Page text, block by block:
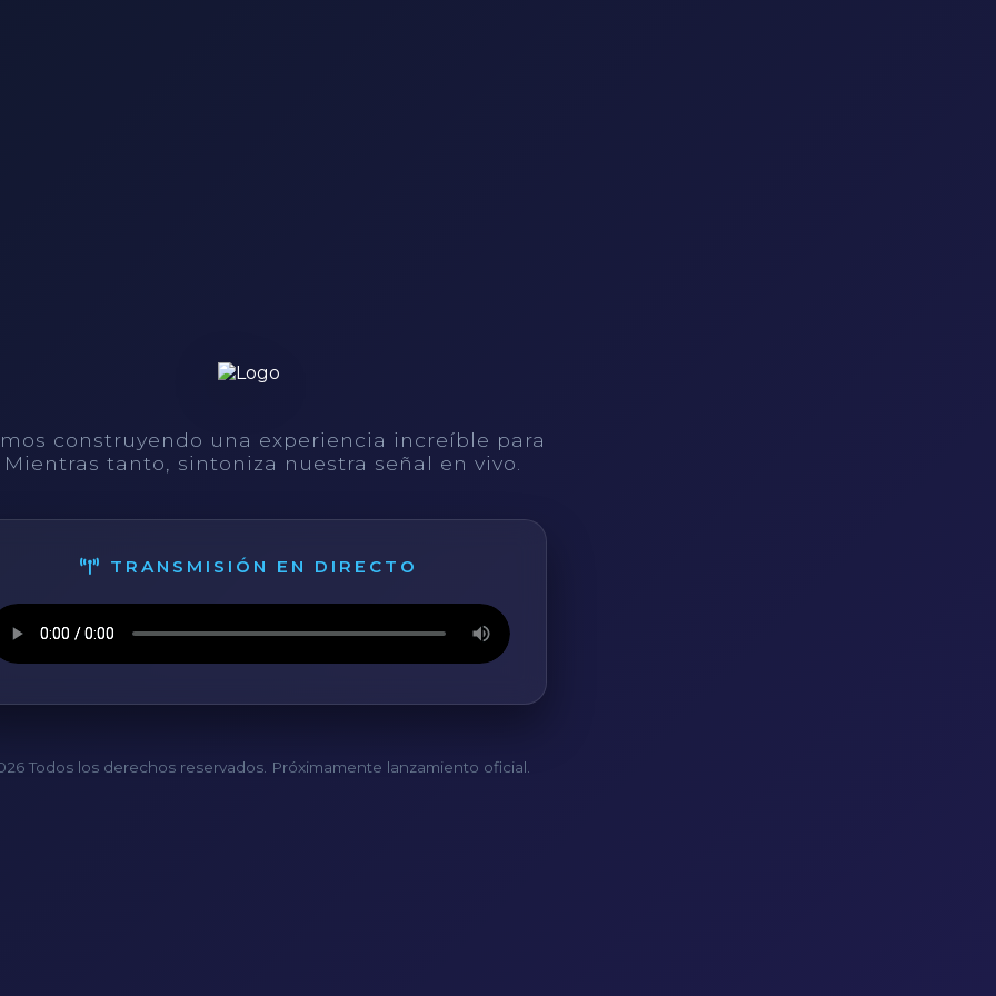
construyendo una experiencia increíble para
tanto, sintoniza nuestra señal en vivo.
TRANSMISIÓN EN DIRECTO
Todos los derechos reservados. Próximamente lanzamiento oficial.